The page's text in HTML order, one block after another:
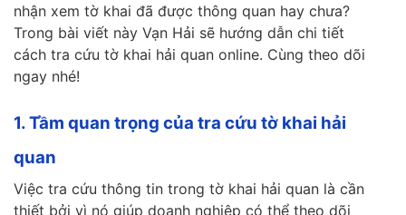
nhận xem tờ khai đã được thông quan hay chưa?
Trong bài viết này Vạn Hải sẽ hướng dẫn chi tiết
cách tra cứu tờ khai hải quan online. Cùng theo dõi
ngay nhé!
1. Tầm quan trọng của tra cứu tờ khai hải
quan
Việc tra cứu thông tin trong tờ khai hải quan là cần
thiết bởi vì nó giúp doanh nghiệp có thể theo dõi